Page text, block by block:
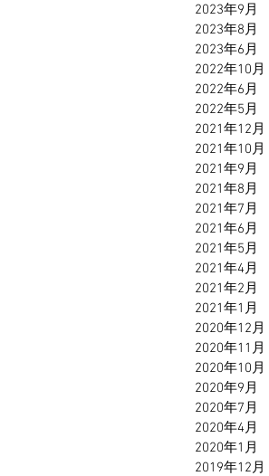
2023年9月
2023年8月
2023年6月
2022年10月
2022年6月
2022年5月
2021年12月
2021年10月
2021年9月
2021年8月
2021年7月
2021年6月
2021年5月
2021年4月
2021年2月
2021年1月
2020年12月
2020年11月
2020年10月
2020年9月
2020年7月
2020年4月
2020年1月
2019年12月